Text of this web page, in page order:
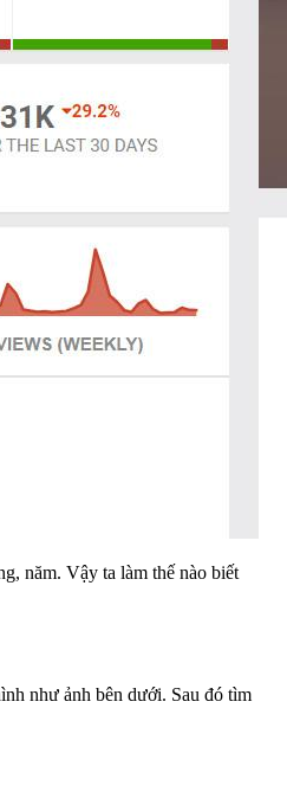
năm. Vậy ta làm thế nào biết
như ảnh bên dưới. Sau đó tìm